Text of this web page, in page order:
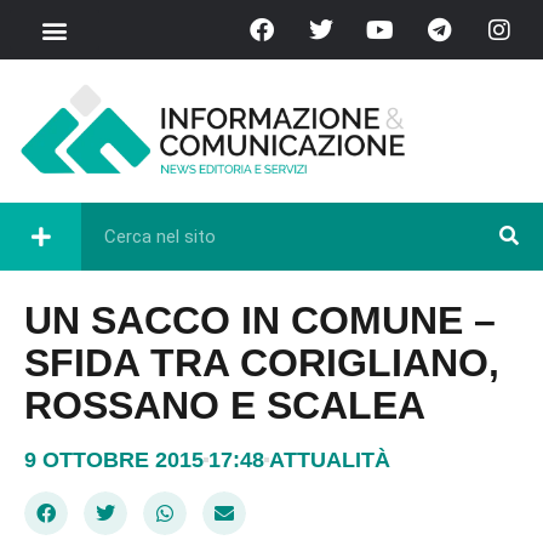
UN SACCO IN COMUNE –
SFIDA TRA CORIGLIANO,
ROSSANO E SCALEA
9 OTTOBRE 2015 17:48 ATTUALITÀ